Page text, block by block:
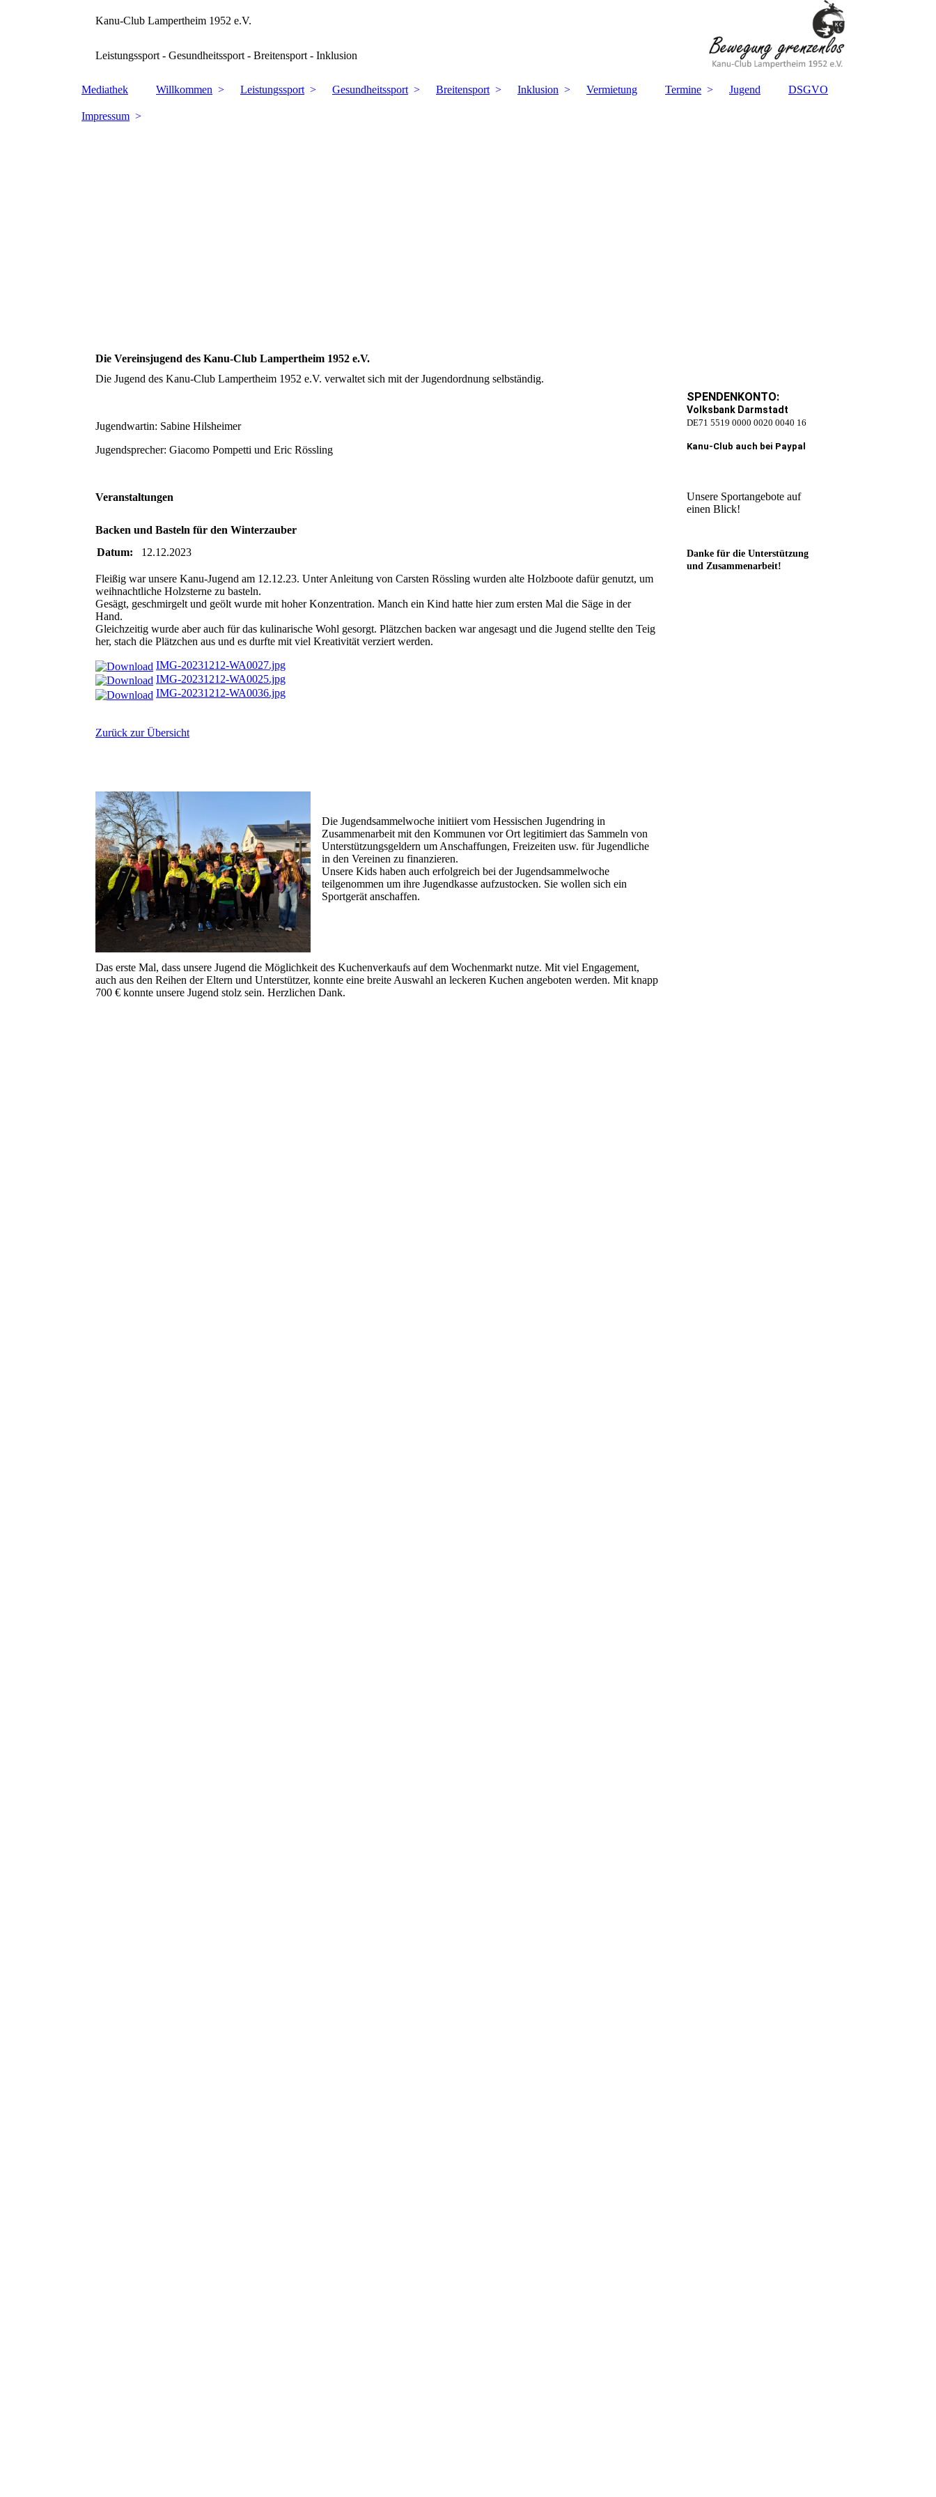
Kanu-Club Lampertheim 1952 e.V.
Leistungssport - Gesundheitssport - Breitensport - Inklusion
Mediathek Willkommen Leistungssport Gesundheitssport Breitensport Inklusion Vermietung Termine Jugend DSGVO
Impressum
Die Vereinsjugend des Kanu-Club Lampertheim 1952 e.V.
Die Jugend des Kanu-Club Lampertheim 1952 e.V. verwaltet sich mit der Jugendordnung selbständig.
Jugendwartin: Sabine Hilsheimer
Jugendsprecher: Giacomo Pompetti und Eric Rössling
Veranstaltungen
Backen und Basteln für den Winterzauber
Datum:
12.12.2023
Fleißig war unsere Kanu-Jugend am 12.12.23. Unter Anleitung von Carsten Rössling wurden alte Holzboote dafür genutzt, um
weihnachtliche Holzsterne zu basteln.
Gesägt, geschmirgelt und geölt wurde mit hoher Konzentration. Manch ein Kind hatte hier zum ersten Mal die Säge in der
Hand.
Gleichzeitig wurde aber auch für das kulinarische Wohl gesorgt. Plätzchen backen war angesagt und die Jugend stellte den Teig
her, stach die Plätzchen aus und es durfte mit viel Kreativität verziert werden.
IMG-20231212-WA0027.jpg
IMG-20231212-WA0025.jpg
IMG-20231212-WA0036.jpg
Zurück zur Übersicht
Die Jugendsammelwoche initiiert vom Hessischen Jugendring in
Zusammenarbeit mit den Kommunen vor Ort legitimiert das Sammeln von
Unterstützungsgeldern um Anschaffungen, Freizeiten usw. für Jugendliche
in den Vereinen zu finanzieren.
Unsere Kids haben auch erfolgreich bei der Jugendsammelwoche
teilgenommen um ihre Jugendkasse aufzustocken. Sie wollen sich ein
Sportgerät anschaffen.
Das erste Mal, dass unsere Jugend die Möglichkeit des Kuchenverkaufs auf dem Wochenmarkt nutze. Mit viel Engagement,
auch aus den Reihen der Eltern und Unterstützer, konnte eine breite Auswahl an leckeren Kuchen angeboten werden. Mit knapp
700 € konnte unsere Jugend stolz sein. Herzlichen Dank.
SPENDENKONTO:
Volksbank Darmstadt
DE71 5519 0000 0020 0040 16
Kanu-Club auch bei Paypal
Unsere Sportangebote auf
einen Blick!
Danke für die Unterstützung
und Zusammenarbeit!